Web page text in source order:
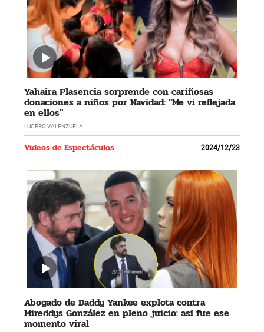
Yahaira Plasencia sorprende con cariñosas
donaciones a niños por Navidad: "Me vi reflejada
en ellos"
LUCERO VALENZUELA
Videos de Espectáculos 2024/12/23
Abogado de Daddy Yankee explota contra
Mireddys González en pleno juicio: así fue ese
momento viral